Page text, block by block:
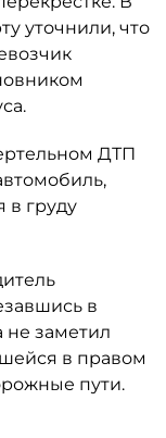
уточнили, что
ДТП
в груду
в
не заметил
в правом
пути.